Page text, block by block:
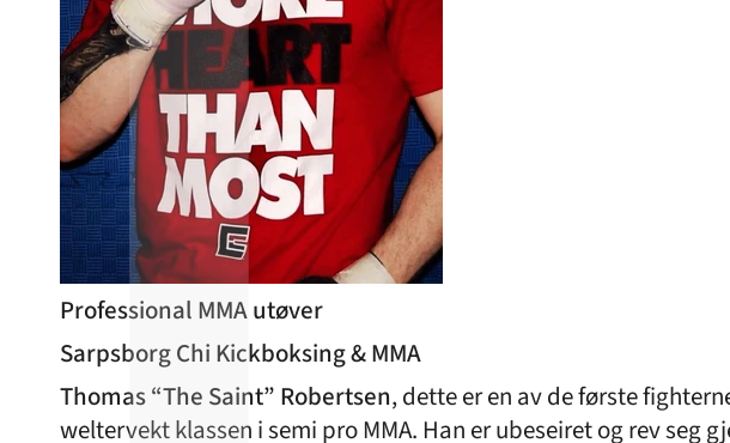
Professional MMA utøver
Sarpsborg Chi Kickboksing & MMA
Thomas “The Saint” Robertsen, dette er en av de første
weltervekt klassen i semi pro MMA. Han er ubeseiret og rev